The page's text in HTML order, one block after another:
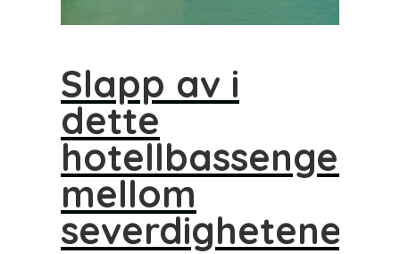
Slapp av i
dette
hotellbassenget
mellom
severdighetene